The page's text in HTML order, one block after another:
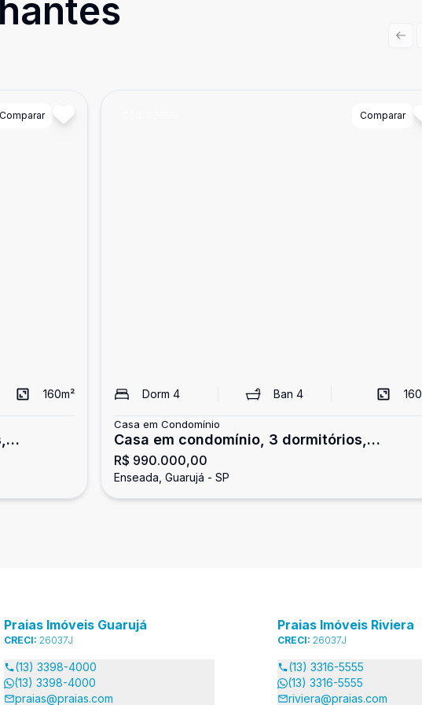
Comparar
160m²
Comparar
Dorm 4 Ban4 160
Casa em Condomínio
Casa em condomínio, 3 dormitórios,
Enseada, Guarujá
R$ 990.000,00
Enseada, Guarujá - SP
Praias Imóveis Guarujá
CRECI: 26037J
(13) 3398-4000
(13) 3398-4000
praias@praias.com
Praias Imóveis Riviera
CRECI: 26037J
(13) 3316-5555
(13) 3316-5555
riviera@praias.com